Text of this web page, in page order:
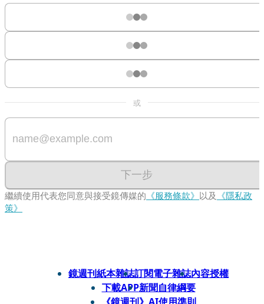
或
下一步
繼續使用代表您同意與接受鏡傳媒的 《服務條款》 以及 《隱私政
策》
鏡週刊紙本雜誌訂閱電子雜誌內容授權
下載APP新聞自律綱要